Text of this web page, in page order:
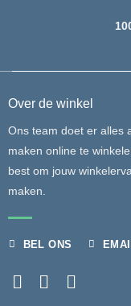
Over de winkel
Ons team doet er alles
maken online te
best om jouw
maken.
BEL ONS